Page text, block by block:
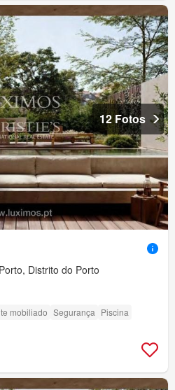
12 Fotos
Distrito do Porto
mobiliado Segurança Piscina